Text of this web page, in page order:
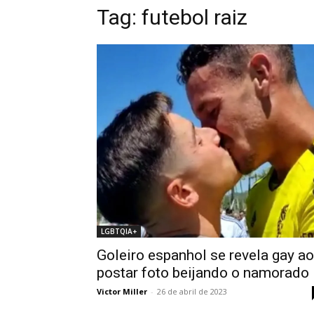
Tag: futebol raiz
LGBTQIA+
Goleiro espanhol se revela gay ao
postar foto beijando o namorado
Victor Miller - 26 de abril de 2023